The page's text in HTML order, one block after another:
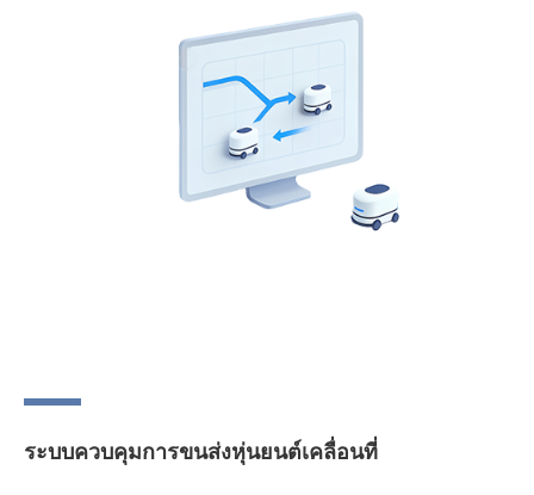
ระบบควบคุมการขนส่งหุ่นยนต์เคลื่อนที่